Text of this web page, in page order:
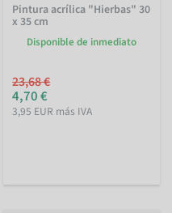
Pintura acrílica "Hierbas" 30
x 35 cm
Disponible de inmediato
23,68 €
4,70 €
3,95 EUR más IVA